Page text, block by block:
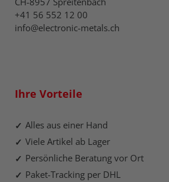
+41 56 552 12 00
info@electronic-metals.ch
Ihre Vorteile
Alles aus einer Hand
Viele Artikel ab Lager
Persönliche Beratung vor Ort
Paket-Tracking per DHL